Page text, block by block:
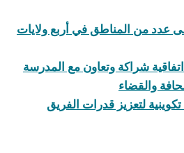
عدد من المناطق في أربع ولايات
شراكة وتعاون مع المدرسة
والقضاء
لتعزيز قدرات الفريق